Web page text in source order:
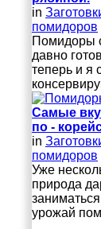
in
помидоров
Помидоры
давно
теперь и я
Самые
по -
in
помидоров
Уже
природа
урожай